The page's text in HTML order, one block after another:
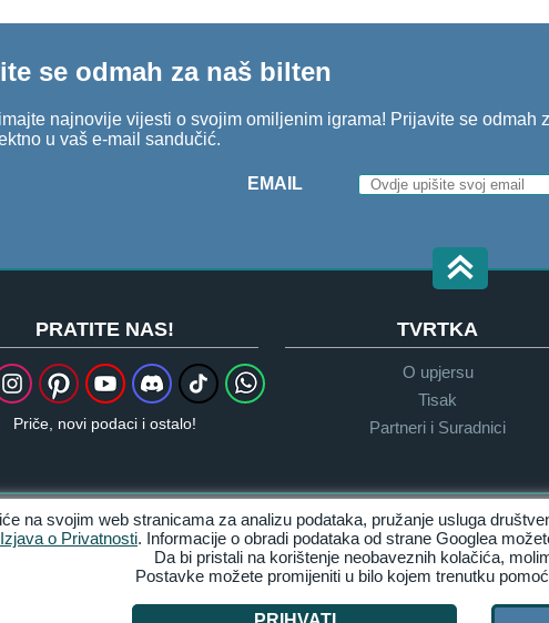
se odmah za naš bilten
najnovije vijesti o svojim omiljenim igrama! Prijavite se odmah
u vaš e-mail sandučić.
EMAIL
PRATITE NAS!
Priče, novi podaci i ostalo!
TVRTKA
O upjersu
Tisak
Partneri i Suradnici
& Pravne obavijesti Pravila privatnosti
Upravljaj Kolačićima
na svojim web stranicama za analizu podataka, pružanje usluga
Izjava o Privatnosti. Informacije o obradi podataka od strane Googlea
Da bi pristali na korištenje neobaveznih kolačića,
Postavke možete promijeniti u bilo kojem trenutku